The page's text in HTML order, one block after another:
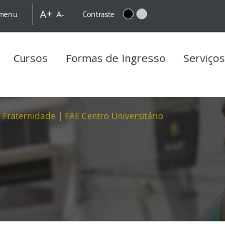
A+ A- Contraste
Cursos Formas de Ingresso Serviços
Fraternidade | FAE Centro Universitário